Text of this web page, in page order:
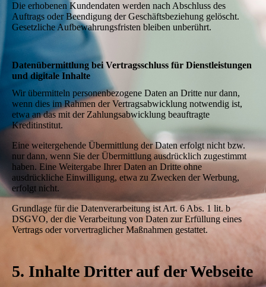
Die erhobenen Kundendaten werden nach Abschluss des
Auftrags oder Beendigung der Geschäftsbeziehung gelöscht.
Gesetzliche Aufbewahrungsfristen bleiben unberührt.
Datenübermittlung bei Vertragsschluss für Dienstleistungen
und digitale Inhalte
Wir übermitteln personenbezogene Daten an Dritte nur dann,
wenn dies im Rahmen der Vertragsabwicklung notwendig ist,
etwa an das mit der Zahlungsabwicklung beauftragte
Kreditinstitut.
Eine weitergehende Übermittlung der Daten erfolgt nicht bzw.
nur dann, wenn Sie der Übermittlung ausdrücklich zugestimmt
haben. Eine Weitergabe Ihrer Daten an Dritte ohne
ausdrückliche Einwilligung, etwa zu Zwecken der Werbung,
erfolgt nicht.
Grundlage für die Datenverarbeitung ist Art. 6 Abs. 1 lit. b
DSGVO, der die Verarbeitung von Daten zur Erfüllung eines
Vertrags oder vorvertraglicher Maßnahmen gestattet.
5. Inhalte Dritter auf der Webseite